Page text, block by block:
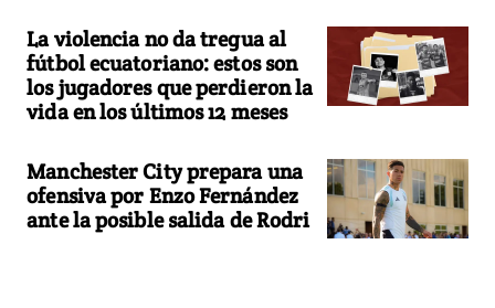
La violencia no da tregua al
fútbol ecuatoriano: estos son
los jugadores que perdieron la
vida en los últimos 12 meses
Manchester City prepara una
ofensiva por Enzo Fernández
ante la posible salida de Rodri